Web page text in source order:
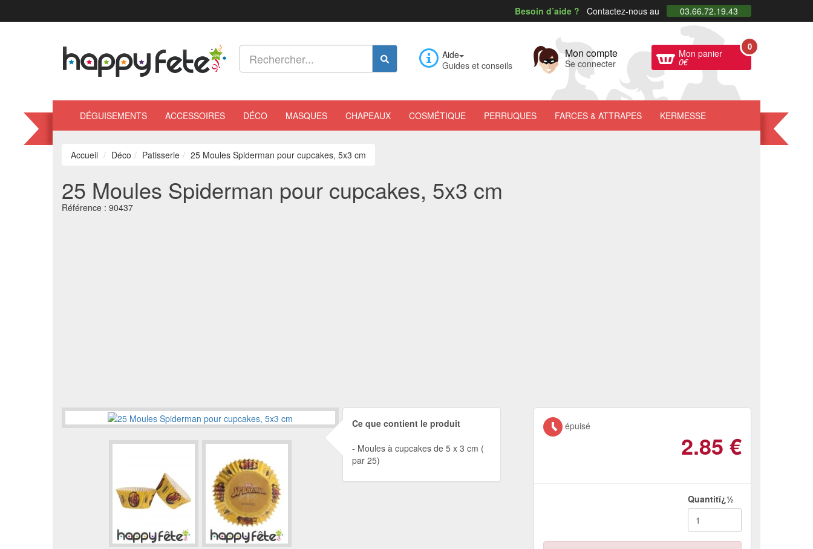
Besoin d’aide ? Contactez-nous au 03.66.72.19.43
Aide
Guides et conseils
Mon compte
Se connecter
Mon panier
0€
0
DÉGUISEMENTS ACCESSOIRES DÉCO MASQUES CHAPEAUX COSMÉTIQUE PERRUQUES FARCES & ATTRAPES KERMESSE
Accueil Déco Patisserie 25 Moules Spiderman pour cupcakes, 5x3 cm
25 Moules Spiderman pour cupcakes, 5x3 cm
Référence : 90437
Ce que contient le produit
Moules à cupcakes de 5 x 3 cm (
par 25)
épuisé
2.85 €
Quantitï¿½